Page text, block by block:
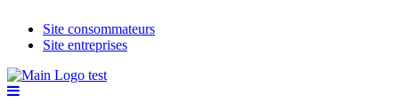
Site consommateurs
Site entreprises